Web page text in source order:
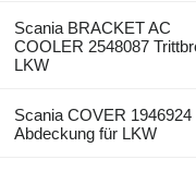
Scania BRACKET AC
COOLER 2548087
LKW
Scania COVER 1946924
Abdeckung für LKW